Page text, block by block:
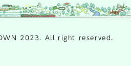
2023. All right reserved.